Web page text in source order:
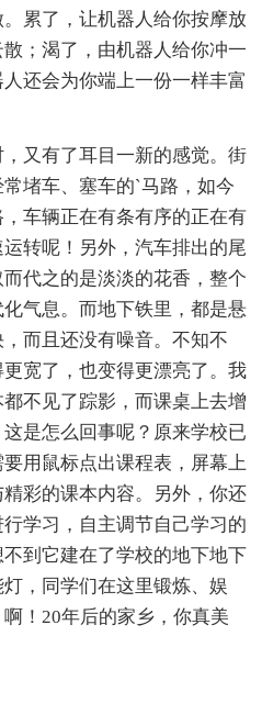
累了，让机器人给你按摩放
；渴了，由机器人给你冲一
还会为你端上一份一样丰富
又有了耳目一新的感觉。街
堵车、塞车的`马路，如今
车辆正在有条有序的正在有
转呢！另外，汽车排出的尾
代之的是淡淡的花香，整个
气息。而地下铁里，都是悬
而且还没有噪音。不知不
宽了，也变得更漂亮了。我
不见了踪影，而课桌上去增
是怎么回事呢？原来学校已
用鼠标点出课程表，屏幕上
彩的课本内容。另外，你还
学习，自主调节自己学习的
到它建在了学校的地下地下
，同学们在这里锻炼、娱
！20年后的家乡，你真美